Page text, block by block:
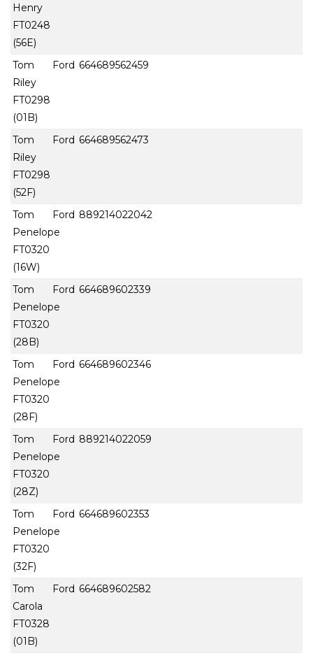
Henry
FT0248
(56E)
Tom Ford
Riley
FT0298
(01B)
664689562459
Tom Ford
Riley
FT0298
(52F)
664689562473
Tom Ford
Penelope
FT0320
(16W)
889214022042
Tom Ford
Penelope
FT0320
(28B)
664689602339
Tom Ford
Penelope
FT0320
(28F)
664689602346
Tom Ford
Penelope
FT0320
(28Z)
889214022059
Tom Ford
Penelope
FT0320
(32F)
664689602353
Tom Ford
Carola
FT0328
(01B)
664689602582